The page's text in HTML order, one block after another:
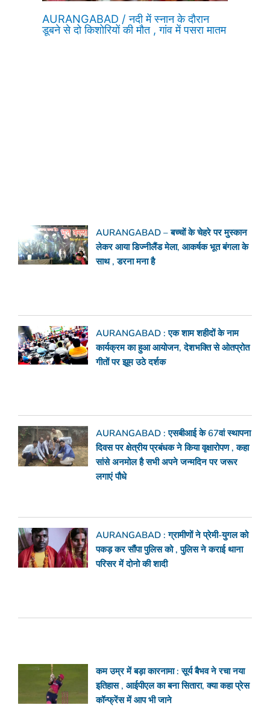
AURANGABAD / नदी में स्नान के दौरान
डूबने से दो किशोरियों की मौत , गांव में पसरा मातम
AURANGABAD – बच्चों के चेहरे पर मुस्कान
लेकर आया डिज्नीलैंड मेला, आकर्षक भूत बंगला के
साथ , डरना मना है
AURANGABAD : एक शाम शहीदों के नाम
कार्यक्रम का हुआ आयोजन, देशभक्ति से ओतप्रोत
गीतों पर झूम उठे दर्शक
AURANGABAD : एसबीआई के 67वां स्थापना
दिवस पर क्षेत्रीय प्रबंधक ने किया वृक्षारोपण , कहा
सांसे अनमोल है सभी अपने जन्मदिन पर जरूर
लगाएं पौधे
AURANGABAD : ग्रामीणों ने प्रेमी-युगल को
पकड़ कर सौंपा पुलिस को , पुलिस ने कराई थाना
परिसर में दोनो की शादी
कम उम्र में बड़ा कारनामा : सूर्य बैभव ने रचा नया
इतिहास , आईपीएल का बना सितारा, क्या कहा प्रेस
कॉन्फ्रेंस में आप भी जाने